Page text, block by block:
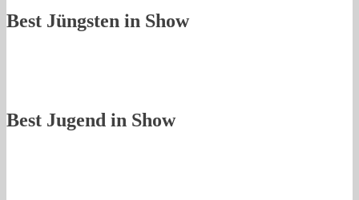
Best Jüngsten in Show
Best Jugend in Show